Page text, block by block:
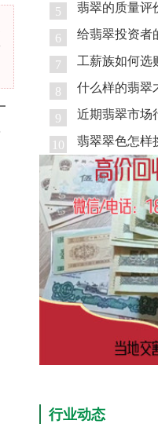
5
6
7
8
9
10
行业动态